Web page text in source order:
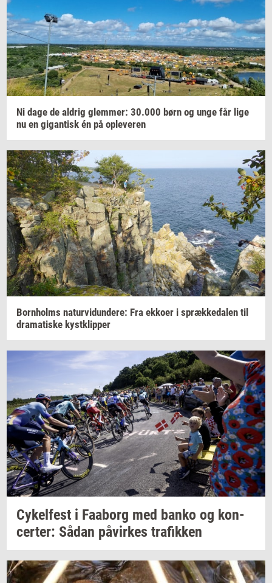
Ni dage de al­drig glem­mer: 30.000 børn og unge får lige
nu en gi­gan­tisk én på op­le­ve­ren
Born­holms na­tur­vi­dun­de­re: Fra ek­ko­er i spræk­ke­da­len til
dra­ma­ti­ske kyst­klip­per
Cy­kel­fest i Faa­borg med banko og kon­
cer­ter: Sådan på­vir­kes tra­fik­ken